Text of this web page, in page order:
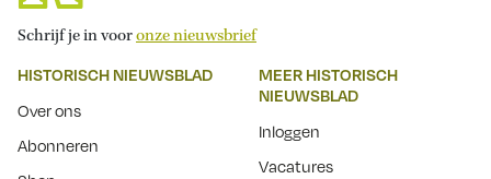
Schrijf je in vooronze nieuwsbrief
HISTORISCH NIEUWSBLAD
Over ons
Abonneren
MEER HISTORISCH
NIEUWSBLAD
Inloggen
Vacatures